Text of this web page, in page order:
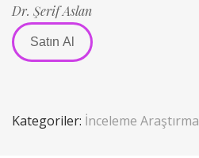
Dr. Şerif Aslan
Satın Al
Kategoriler: İnceleme Araştırma